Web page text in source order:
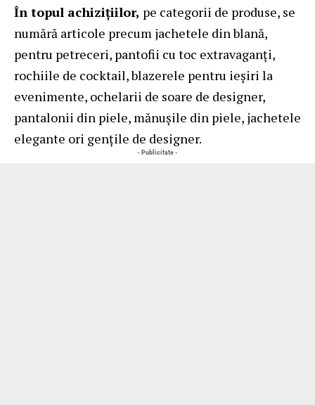
În topul achizițiilor, pe categorii de produse, se
numără articole precum jachetele din blană,
pentru petreceri, pantofii cu toc extravaganți,
rochiile de cocktail, blazerele pentru ieșiri la
evenimente, ochelarii de soare de designer,
pantalonii din piele, mănușile din piele, jachetele
elegante ori gențile de designer.
- Publicitate -